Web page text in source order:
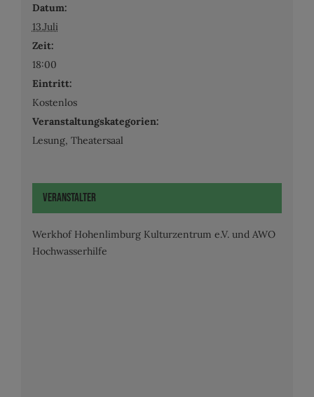
Datum:
13.Juli
Zeit:
18:00
Eintritt:
Kostenlos
Veranstaltungskategorien:
Lesung, Theatersaal
Veranstalter
Werkhof Hohenlimburg Kulturzentrum e.V. und AWO
Hochwasserhilfe